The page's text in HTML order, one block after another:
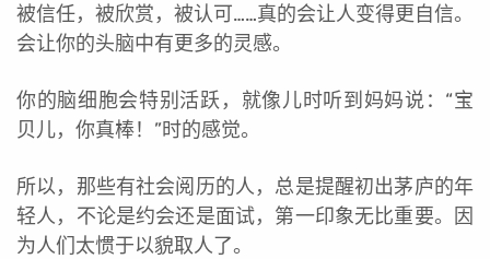
被信任，被欣赏，被认可……真的会让人变得更自信。
会让你的头脑中有更多的灵感。
你的脑细胞会特别活跃，就像儿时听到妈妈说：“宝
贝儿，你真棒！”时的感觉。
所以，那些有社会阅历的人，总是提醒初出茅庐的年
轻人，不论是约会还是面试，第一印象无比重要。因
为人们太惯于以貌取人了。